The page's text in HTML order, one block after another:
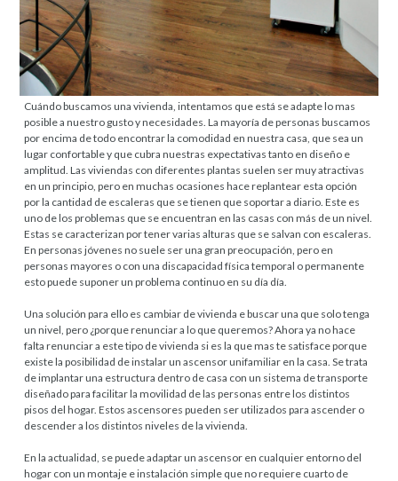
Cuándo buscamos una vivienda, intentamos que está se adapte lo mas
posible a nuestro gusto y necesidades. La mayoría de personas buscamos
por encima de todo encontrar la comodidad en nuestra casa, que sea un
lugar confortable y que cubra nuestras expectativas tanto en diseño e
amplitud. Las viviendas con diferentes plantas suelen ser muy atractivas
en un principio, pero en muchas ocasiones hace replantear esta opción
por la cantidad de escaleras que se tienen que soportar a diario. Este es
uno de los problemas que se encuentran en las casas con más de un nivel.
Estas se caracterizan por tener varias alturas que se salvan con escaleras.
En personas jóvenes no suele ser una gran preocupación, pero en
personas mayores o con una discapacidad física temporal o permanente
esto puede suponer un problema continuo en su día día.
Una solución para ello es cambiar de vivienda e buscar una que solo tenga
un nivel, pero ¿porque renunciar a lo que queremos? Ahora ya no hace
falta renunciar a este tipo de vivienda si es la que mas te satisface porque
existe la posibilidad de instalar un ascensor unifamiliar en la casa. Se trata
de implantar una estructura dentro de casa con un sistema de transporte
diseñado para facilitar la movilidad de las personas entre los distintos
pisos del hogar. Estos ascensores pueden ser utilizados para ascender o
descender a los distintos niveles de la vivienda.
En la actualidad, se puede adaptar un ascensor en cualquier entorno del
hogar con un montaje e instalación simple que no requiere cuarto de